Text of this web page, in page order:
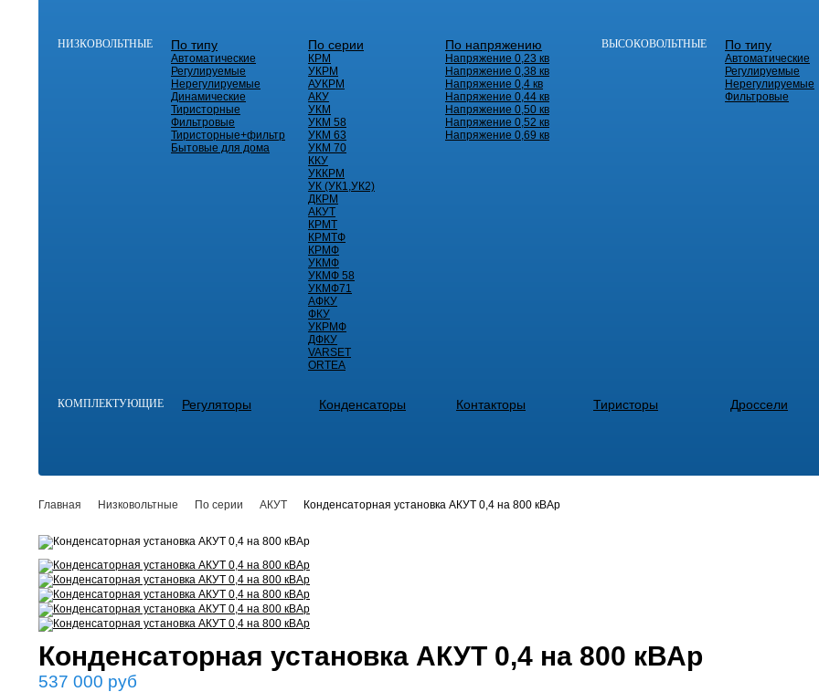
НИЗКОВОЛЬТНЫЕ По типу
Автоматические
Регулируемые
Нерегулируемые
Динамические
Тиристорные
Фильтровые
Тиристорные+фильтр
Бытовые для дома
По серии
КРМ
УКРМ
АУКРМ
АКУ
УКМ
УКМ 58
УКМ 63
УКМ 70
ККУ
УККРМ
УК (УК1,УК2)
ДКРМ
АКУТ
КРМТ
КРМТФ
КРМФ
УКМФ
УКМФ 58
УКМФ71
АФКУ
ФКУ
УКРМФ
ДФКУ
VARSET
ORTEA
По напряжению
Напряжение 0,23 кв
Напряжение 0,38 кв
Напряжение 0,4 кв
Напряжение 0,44 кв
Напряжение 0,50 кв
Напряжение 0,52 кв
Напряжение 0,69 кв
ВЫСОКОВОЛЬТНЫЕ По типу
Автоматические
Регулируемые
Нерегулируемые
Фильтровые
КОМПЛЕКТУЮЩИЕ Регуляторы Конденсаторы Контакторы Тиристоры Дроссели
Главная Низковольтные По серии АКУТ Конденсаторная установка АКУТ 0,4 на 800 кВАр
Конденсаторная установка АКУТ 0,4 на 800 кВАр
537 000 руб